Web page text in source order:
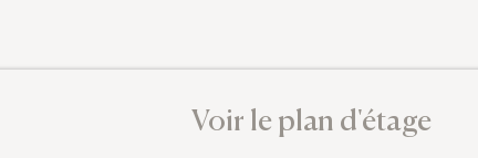
Voir le plan d'étage